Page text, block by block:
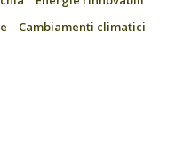
Cambiamenti climatici